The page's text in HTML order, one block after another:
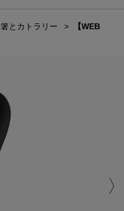
箸とカトラリー
【WEB